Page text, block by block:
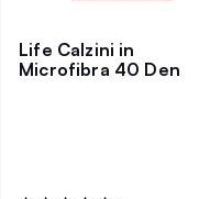
Life Calzini in
Microfibra 40 Den